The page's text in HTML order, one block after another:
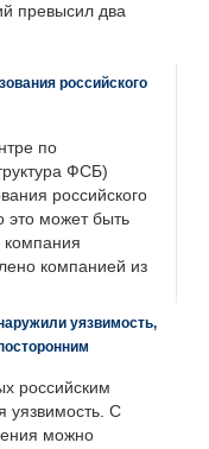
превысил два
российского
по
ФСБ)
российского
это может быть
компания
компанией из
уязвимость,
российским
уязвимость. С
можно